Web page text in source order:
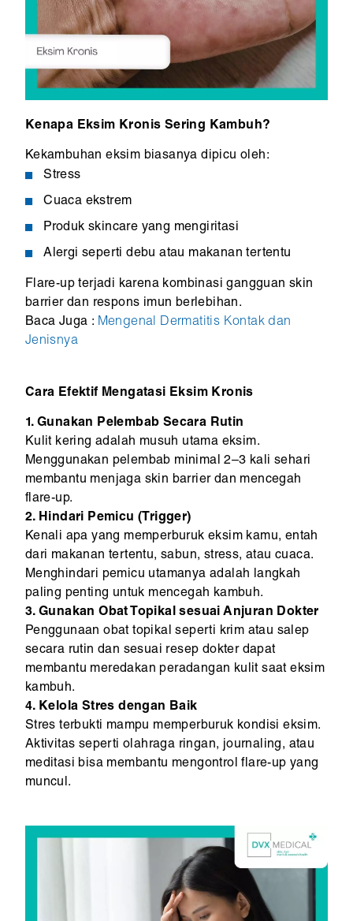
Kenapa Eksim Kronis Sering Kambuh?
Kekambuhan eksim biasanya dipicu oleh:
Stress
Cuaca ekstrem
Produk skincare yang mengiritasi
Alergi seperti debu atau makanan tertentu
Flare-up terjadi karena kombinasi gangguan skin
barrier dan respons imun berlebihan.
Baca Juga : Mengenal Dermatitis Kontak dan
Jenisnya
Cara Efektif Mengatasi Eksim Kronis
1. Gunakan Pelembab Secara Rutin
Kulit kering adalah musuh utama eksim.
Menggunakan pelembab minimal 2–3 kali sehari
membantu menjaga skin barrier dan mencegah
flare-up.
2. Hindari Pemicu (Trigger)
Kenali apa yang memperburuk eksim kamu, entah
dari makanan tertentu, sabun, stress, atau cuaca.
Menghindari pemicu utamanya adalah langkah
paling penting untuk mencegah kambuh.
3. Gunakan Obat Topikal sesuai Anjuran Dokter
Penggunaan obat topikal seperti krim atau salep
secara rutin dan sesuai resep dokter dapat
membantu meredakan peradangan kulit saat eksim
kambuh.
4. Kelola Stres dengan Baik
Stres terbukti mampu memperburuk kondisi eksim.
Aktivitas seperti olahraga ringan, journaling, atau
meditasi bisa membantu mengontrol flare-up yang
muncul.